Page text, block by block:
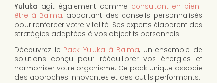
Yuluka agit également comme consultant en bien-
être à Balma, apportant des conseils personnalisés
pour renforcer votre vitalité. Ses experts élaborent des
stratégies adaptées à vos objectifs personnels.
Découvrez le Pack Yuluka à Balma, un ensemble de
solutions conçu pour rééquilibrer vos énergies et
harmoniser votre organisme. Ce pack unique associe
des approches innovantes et des outils performants.